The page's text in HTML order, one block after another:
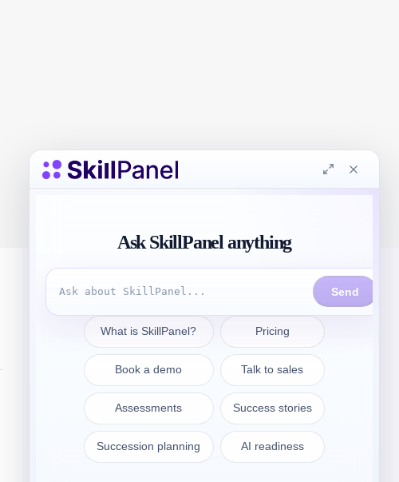
Póngase en contacto
sales@skillpanel.com
Hable con Ventas: